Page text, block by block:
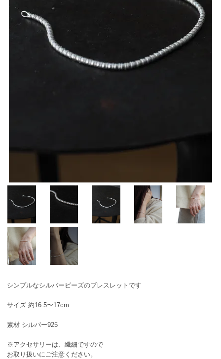
シンプルなシルバービーズのブレスレットです
サイズ 約16.5〜17cm
素材 シルバー925
※アクセサリーは、繊細ですので
お取り扱いにご注意ください。